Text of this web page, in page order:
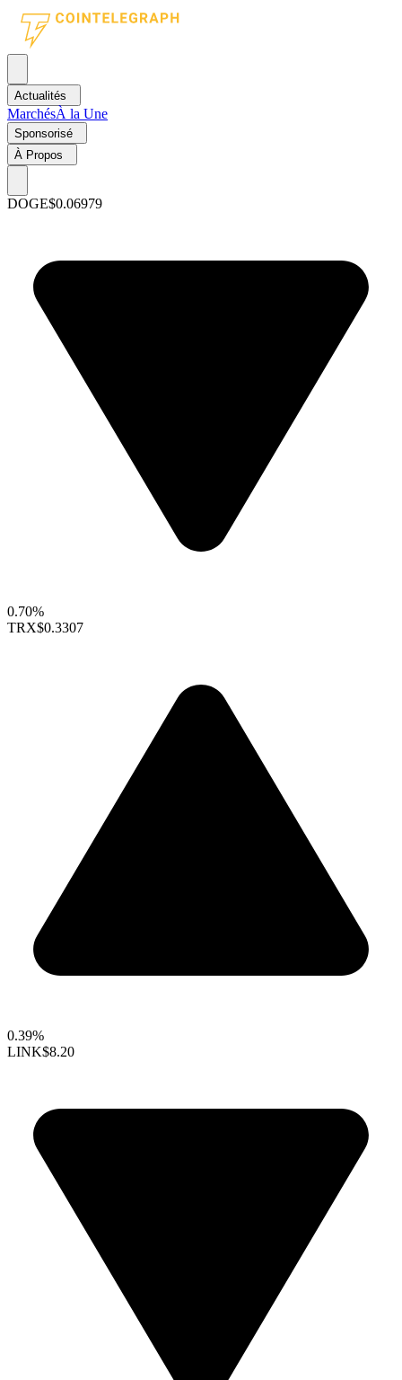
Actualités
MarchésÀ la Une
Sponsorisé
À Propos
DOGE$0.06979
0.70%
TRX$0.3307
0.39%
LINK$8.20